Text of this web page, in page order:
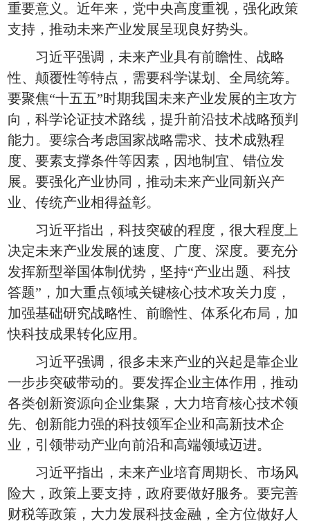
重要意义。近年来，党中央高度重视，强化政策
支持，推动未来产业发展呈现良好势头。
习近平强调，未来产业具有前瞻性、战略
性、颠覆性等特点，需要科学谋划、全局统筹。
要聚焦“十五五”时期我国未来产业发展的主攻方
向，科学论证技术路线，提升前沿技术战略预判
能力。要综合考虑国家战略需求、技术成熟程
度、要素支撑条件等因素，因地制宜、错位发
展。要强化产业协同，推动未来产业同新兴产
业、传统产业相得益彰。
习近平指出，科技突破的程度，很大程度上
决定未来产业发展的速度、广度、深度。要充分
发挥新型举国体制优势，坚持“产业出题、科技
答题”，加大重点领域关键核心技术攻关力度，
加强基础研究战略性、前瞻性、体系化布局，加
快科技成果转化应用。
习近平强调，很多未来产业的兴起是靠企业
一步步突破带动的。要发挥企业主体作用，推动
各类创新资源向企业集聚，大力培育核心技术领
先、创新能力强的科技领军企业和高新技术企
业，引领带动产业向前沿和高端领域迈进。
习近平指出，未来产业培育周期长、市场风
险大，政策上要支持，政府要做好服务。要完善
财税等政策，大力发展科技金融，全方位做好人